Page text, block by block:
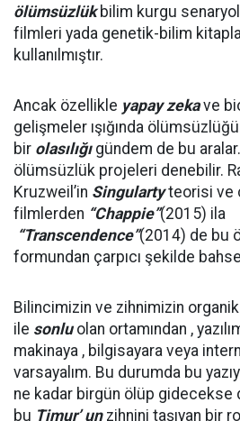
ölümsüzlükbilim kurgu
filmleri yada genetik-bilim
kullanılmıştır.
Ancak özellikle yapay zekave
gelişmeler ışığında
bir olasılığıgündem de bu
ölümsüzlük projeleri denebilir.
Kruzweil’in Singulartyteorisi ve
filmlerden “Chappie”(2015) ila
“Transcendence”(2014) de bu
formundan çarpıcı şekilde
Bilincimizin ve zihnimizin organik
ile sonluolan ortamından ,
makinaya , bilgisayara veya
varsayalım. Bu durumda bu
ne kadar birgün ölüp gidecekse
bu Timur’ unzihnini taşıyan bir